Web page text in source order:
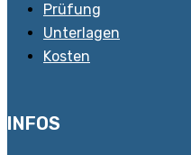
Prüfung
Unterlagen
Kosten
INFOS